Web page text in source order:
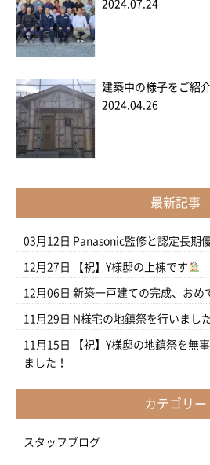
2024.07.24
建築中の様子をご紹
2024.04.26
最新記事
03月12日 Panasonic監修と認定長期
12月27日 【祝】Y様邸の上棟です
12月06日 新築一戸建ての完成、おめ
11月29日 N様宅の地鎮祭を行いました
11月15日
【祝】Y様邸の地鎮祭を無
ました！
カテゴリー
スタッフブログ